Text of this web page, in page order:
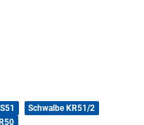
Schwalbe KR51/2